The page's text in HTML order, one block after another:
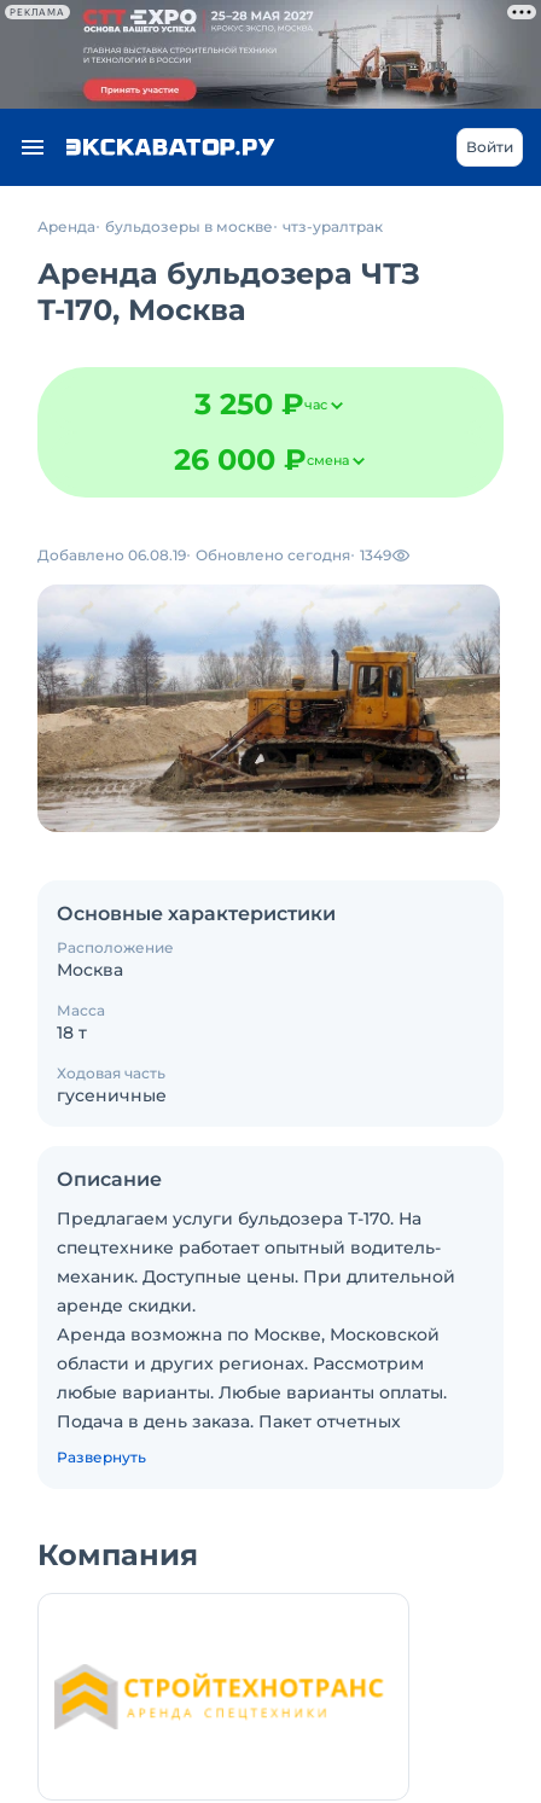
РЕКЛАМА
Войти
Аренда бульдозеры в москве чтз-уралтрак
Аренда бульдозера ЧТЗ
Т-170, Москва
3 250 ₽час
26 000 ₽смена
Добавлено 06.08.19 Обновлено сегодня 1349
Основные характеристики
Расположение
Москва
Масса
18 т
Ходовая часть
гусеничные
Описание
Предлагаем услуги бульдозера Т-170. На
спецтехнике работает опытный водитель-
механик. Доступные цены. При длительной
аренде скидки.
Аренда возможна по Москве, Московской
области и других регионах. Рассмотрим
любые варианты. Любые варианты оплаты.
Подача в день заказа. Пакет отчетных
документов. С оператором. Долгосрочная
Развернуть
Компания